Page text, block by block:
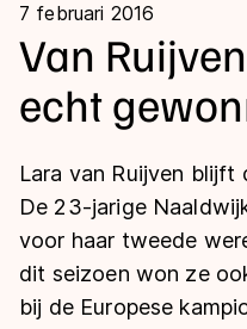
Kalender
Disciplines
Langebaan
Shorttrack
Inlineskaten
Uitslagen
Langebaan
Shorttrack
Marathon
Tijden &
Ranglijsten Langebaan
7 februari 2016
Van
echt
Lara van Ruijven blijft
De 23-jarige
voor haar tweede
dit seizoen won ze
bij de Europese